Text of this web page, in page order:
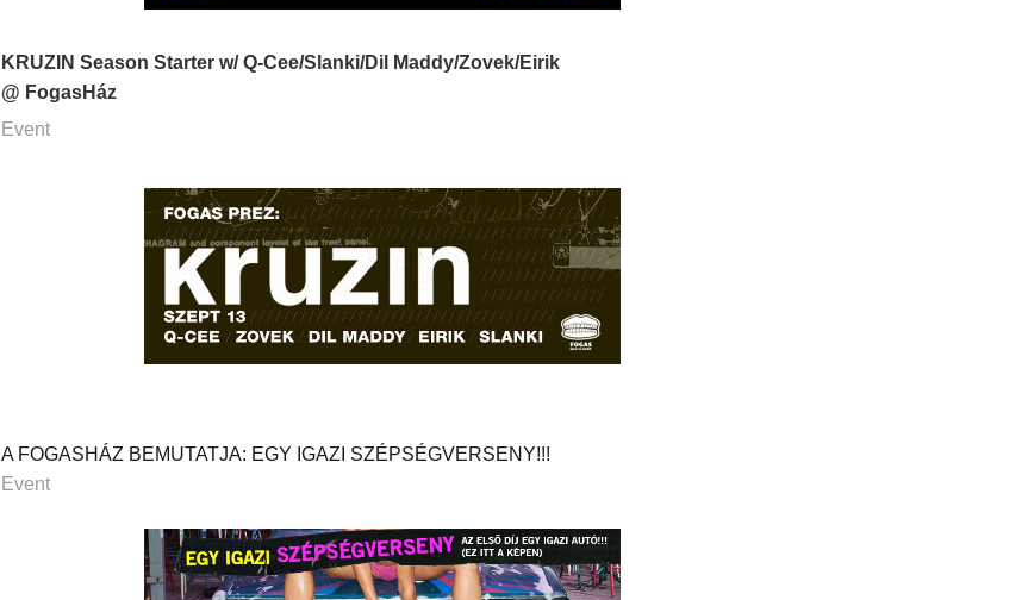
KRUZIN Season Starter w/ Q-Cee/Slanki/Dil Maddy/Zovek/Eirik
@ FogasHáz
Event
A FOGASHÁZ BEMUTATJA: EGY IGAZI SZÉPSÉGVERSENY!!!
Event